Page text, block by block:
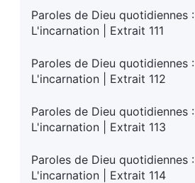
Paroles de Dieu quotidiennes :
L'incarnation | Extrait 111
Paroles de Dieu quotidiennes :
L'incarnation | Extrait 112
Paroles de Dieu quotidiennes :
L'incarnation | Extrait 113
Paroles de Dieu quotidiennes :
L'incarnation | Extrait 114